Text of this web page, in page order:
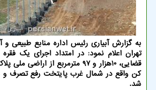
به گزارش آبیاری رئیس اداره منابع طبیعی و
تهران اعلام نمود: در امتداد اجرای یك
قضایی، 10هزار و 97 مترمربع از
كن واقع در شمال غرب پایتخت رفع تصرف و
شد.